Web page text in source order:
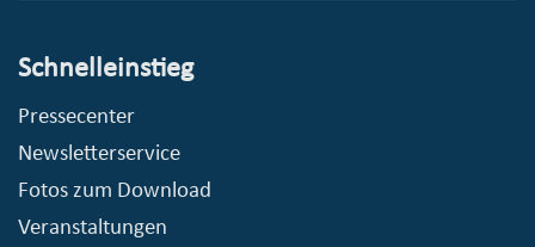
Schnelleinstieg
Pressecenter
Newsletterservice
Fotos zum Download
Veranstaltungen